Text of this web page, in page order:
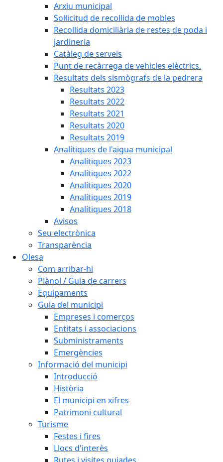
Arxiu municipal
Sol·licitud de recollida de mobles
Recollida domiciliària de restes de poda i
jardineria
Catàleg de serveis
Punt de recàrrega de vehicles elèctrics.
Resultats dels sismògrafs de la pedrera
Resultats 2023
Resultats 2022
Resultats 2021
Resultats 2020
Resultats 2019
Analítiques de l'aigua municipal
Analítiques 2023
Analítiques 2022
Analítiques 2020
Analítiques 2019
Analítiques 2018
Avisos
Seu electrònica
Transparència
Olesa
Com arribar-hi
Plànol / Guia de carrers
Equipaments
Guia del municipi
Empreses i comerços
Entitats i associacions
Subministraments
Emergències
Informació del municipi
Introducció
Història
El municipi en xifres
Patrimoni cultural
Turisme
Festes i fires
Llocs d'interès